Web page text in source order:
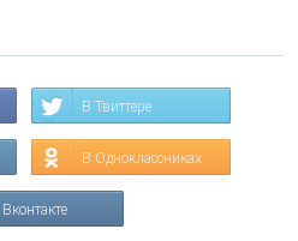
В Твиттере
В Одноклассниках